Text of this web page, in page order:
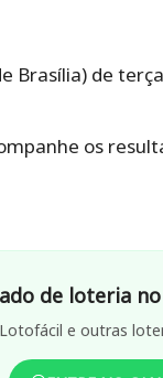
Brasília) de
os
de loteria
e outras